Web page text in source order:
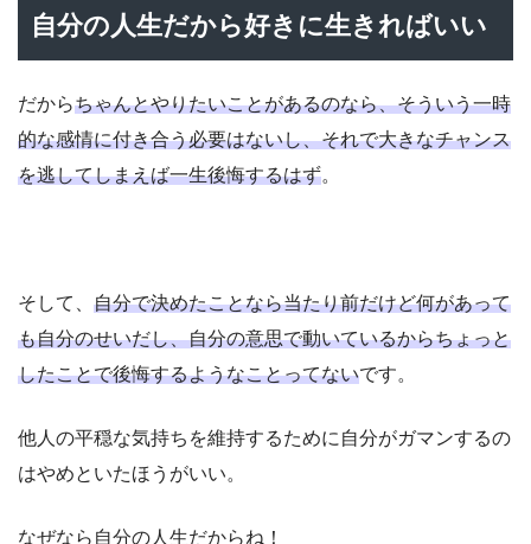
自分の人生だから好きに生きればいい
だからちゃんとやりたいことがあるのなら、そういう一時
的な感情に付き合う必要はないし、それで大きなチャンス
を逃してしまえば一生後悔するはず。
そして、 自分で決めたことなら当たり前だけど何があって
も自分のせいだし、自分の意思で動いているからちょっと
したことで後悔するようなことってないです。
他人の平穏な気持ちを維持するために自分がガマンするの
はやめといたほうがいい。
なぜなら自分の人生だからね！